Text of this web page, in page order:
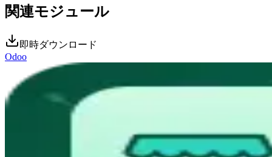
関連モジュール
即時ダウンロード
Odoo